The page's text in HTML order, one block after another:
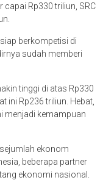
capai Rp330 triliun, SRC
berkompetisi di
sudah memberi
tinggi di atas Rp330
ini Rp236 triliun. Hebat,
menjadi kemampuan
ekonom
beberapa partner
ekonomi nasional.